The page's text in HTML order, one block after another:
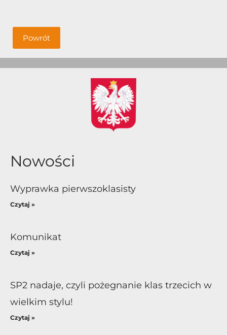
Powrót
Nowości
Wyprawka pierwszoklasisty
Czytaj »
Komunikat
Czytaj »
SP2 nadaje, czyli pożegnanie klas trzecich w
wielkim stylu!
Czytaj »